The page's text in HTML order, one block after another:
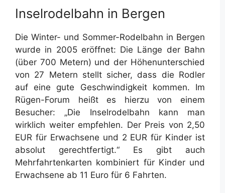
Inselrodelbahn in Bergen
Die Winter- und Sommer-Rodelbahn in Bergen
wurde in 2005 eröffnet: Die Länge der Bahn
(über 700 Metern) und der Höhenunterschied
von 27 Metern stellt sicher, dass die Rodler
auf eine gute Geschwindigkeit kommen. Im
Rügen-Forum heißt es hierzu von einem
Besucher: „Die Inselrodelbahn kann man
wirklich weiter empfehlen. Der Preis von 2,50
EUR für Erwachsene und 2 EUR für Kinder ist
absolut gerechtfertigt.“ Es gibt auch
Mehrfahrtenkarten kombiniert für Kinder und
Erwachsene ab 11 Euro für 6 Fahrten.